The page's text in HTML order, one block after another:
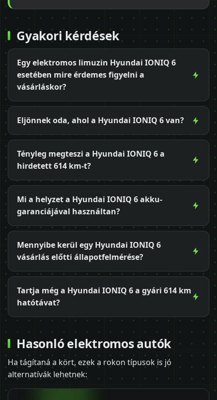
Gyakori kérdések
Egy elektromos limuzin Hyundai IONIQ 6
esetében mire érdemes figyelni a
vásárláskor?
Eljönnek oda, ahol a Hyundai IONIQ 6 van?
Tényleg megteszi a Hyundai IONIQ 6 a
hirdetett 614 km-t?
Mi a helyzet a Hyundai IONIQ 6 akku-
garanciájával használtan?
Mennyibe kerül egy Hyundai IONIQ 6
vásárlás előtti állapotfelmérése?
Tartja még a Hyundai IONIQ 6 a gyári 614 km
hatótávat?
Hasonló elektromos autók
Ha tágítaná a kört, ezek a rokon típusok is jó
alternatívák lehetnek: